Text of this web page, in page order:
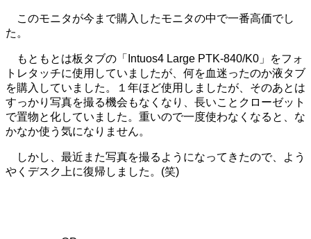
このモニタが今まで購入したモニタの中で一番高価でし
た。
もともとは板タブの「Intuos4 Large PTK-840/K0」をフォ
トレタッチに使用していましたが、何を血迷ったのか液タブ
を購入していました。１年ほど使用しましたが、そのあとは
すっかり写真を撮る機会もなくなり、長いことクローゼット
で置物と化していました。重いので一度使わなくなると、な
かなか使う気になりません。
しかし、最近また写真を撮るようになってきたので、よう
やくデスク上に復帰しました。(笑)